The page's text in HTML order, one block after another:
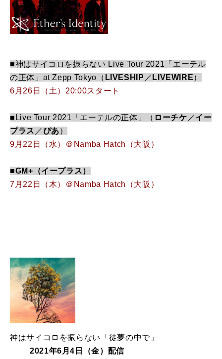
■神はサイコロを振らない Live Tour 2021「エーテル
の正体」at Zepp Tokyo（ LIVESHIP ／ LIVEWIRE）
6月26日（土）20:00スタート
■Live Tour 2021「エーテルの正体」（ ローチケ ／イー
プラス ／ ぴあ）
9月22日（水）＠Namba Hatch（大阪）
■GM+（イープラス）
7月22日（木）＠Namba Hatch（大阪）
神はサイコロを振らない「徒夢の中で」
2021年6月4日（金）配信